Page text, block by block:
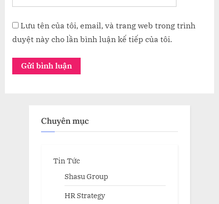
Lưu tên của tôi, email, và trang web trong trình
duyệt này cho lần bình luận kế tiếp của tôi.
Chuyên mục
Tin Tức
Shasu Group
HR Strategy